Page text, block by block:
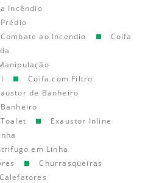
Incêndio
ao Incendio
Coifa
Coifa com Filtro
de Banheiro
Exaustor Inline
em Linha
Churrasqueiras
Calefatores